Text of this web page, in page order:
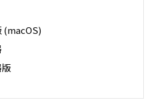
(macOS)